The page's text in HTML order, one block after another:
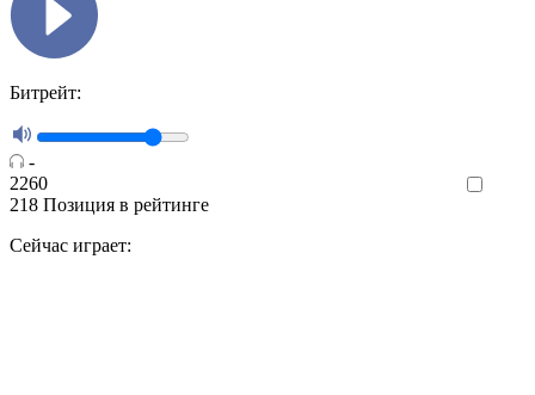
Битрейт:
-
2260
218 Позиция в рейтинге
Сейчас играет: